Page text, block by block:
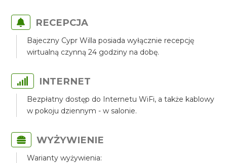
RECEPCJA
Bajeczny Cypr Willa posiada wyłącznie recepcję
wirtualną czynną 24 godziny na dobę.
INTERNET
Bezpłatny dostęp do Internetu WiFi, a także kablowy
w pokoju dziennym - w salonie.
WYŻYWIENIE
Warianty wyżywienia: